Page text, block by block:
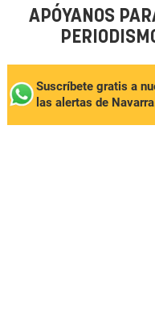
APÓYANOS
Suscríbete gratis a
las alertas de